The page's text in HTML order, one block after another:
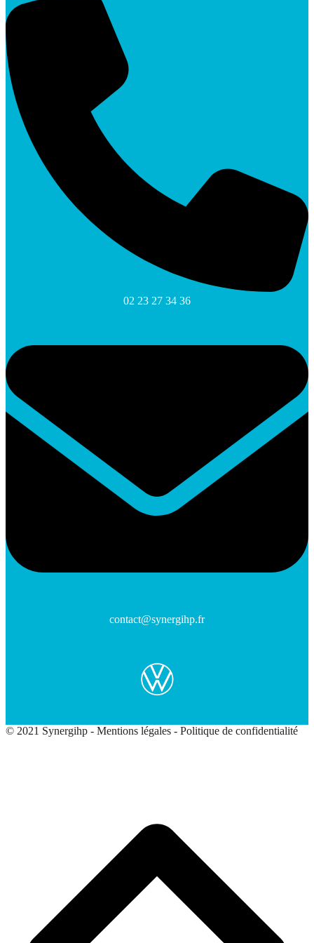
02 23 27 34 36
contact@synergihp.fr
© 2021 Synergihp - Mentions légales - Politique de confidentialité